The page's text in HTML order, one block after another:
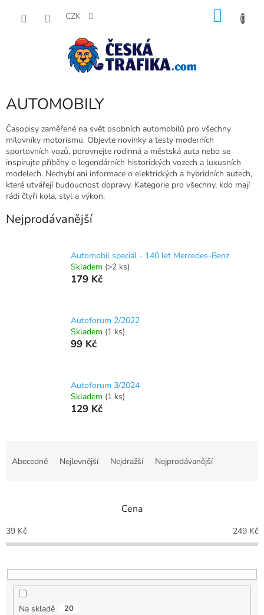
CZK
AUTOMOBILY
Časopisy zaměřené na svět osobních automobilů pro všechny
milovníky motorismu. Objevte novinky a testy moderních
sportovních vozů, porovnejte rodinná a městská auta nebo se
inspirujte příběhy o legendárních historických vozech a luxusních
modelech. Nechybí ani informace o elektrických a hybridních autech,
které utvářejí budoucnost dopravy. Kategorie pro všechny, kdo mají
rádi čtyři kola, styl a výkon.
Nejprodávanější
Automobil speciál - 140 let Mercedes-Benz
Skladem (>2 ks)
179 Kč
Autoforum 2/2022
Skladem (1 ks)
99 Kč
Autoforum 3/2024
Skladem (1 ks)
129 Kč
p
r
o
u
Abecedně Nejlevnější Nejdražší Nejprodávanější
Cena
39 Kč 249 Kč
Na skladě 20